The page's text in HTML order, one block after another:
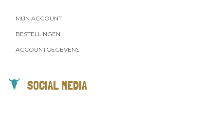
MIJN ACCOUNT
BESTELLINGEN
ACCOUNTGEGEVENS
SOCIAL MEDIA